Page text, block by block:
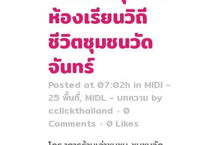
ห้องเรียนวิถี
ชีวิตชุมชนวัด
จันทร์
Posted at 07:02h in MIDI -
25 พื้นที่, MIDL - บทความ by
cclickthailand
0
Comments
0 Likes